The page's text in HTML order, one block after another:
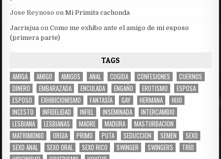
Jose Reynoso onMi Primita cachonda
Jacrisjua onComo me exhibo ante el amigo de mi esposo
(primera parte)
TAGS
AMIGA AMIGO AMIGOS ANAL COGIDA CONFESIONES
CUERNOS
DINERO
EMBARAZADA ENCULADA ENGAÑO EROTISMO
ESPOSA
ESPOSO
EXHIBICIONISMO FANTASÍA GAY HERMANA
HIJO
INCESTO
INFIDELIDAD INFIEL INSEMINADA
INTERCAMBIO
LESBIANA
LESBIANAS MADRE MADURA
MASTURBACION
MATRIMONIO
ORGIA PRIMO PUTA SEDUCCION SEMEN
SEXO
SEXO ANAL
SEXO ORAL SEXO RICO SWINGER SWINGERS
TRÍO